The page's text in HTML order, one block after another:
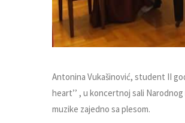
Antonina Vukašinović, student II
heart’’ , u koncertnoj sali
muzike zajedno sa plesom.